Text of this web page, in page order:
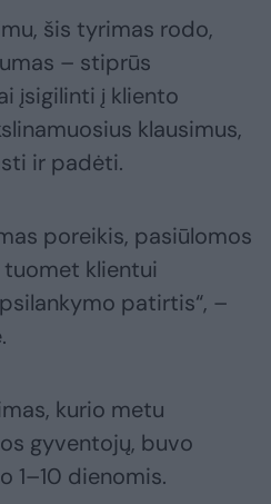
šis tyrimas rodo,
– stiprūs
įsigilinti į kliento
klausimus,
ir padėti.
poreikis, pasiūlomos
tuomet klientui
patirtis“, –
kurio metu
gyventojų, buvo
1–10 dienomis.